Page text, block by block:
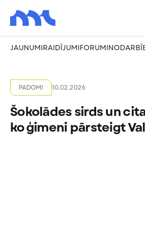
JAUNUMIRAIDĪJUMIFORUMI
PADOMI 10.02.2026
Šokolādes sirds un
ko ģimeni pārsteigt